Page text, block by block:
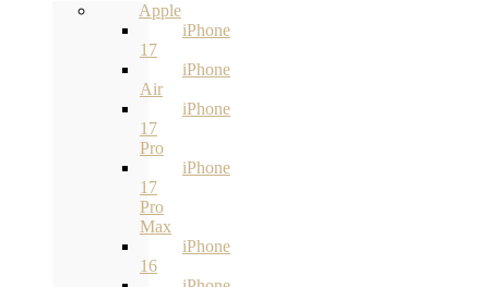
Apple
iPhone
17
iPhone
Air
iPhone
17
Pro
iPhone
17
Pro
Max
iPhone
16